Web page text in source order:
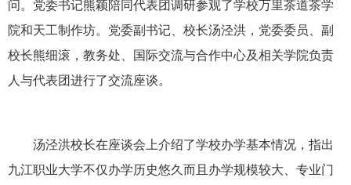
问。党委书记熊颖陪同代表团调研参观了学校万里茶道茶学
院和天工制作坊。党委副书记、校长汤泾洪，党委委员、副
校长熊细滚，教务处、国际交流与合作中心及相关学院负责
人与代表团进行了交流座谈。
汤泾洪校长在座谈会上介绍了学校办学基本情况，指出
九江职业大学不仅办学历史悠久而且办学规模较大、专业门